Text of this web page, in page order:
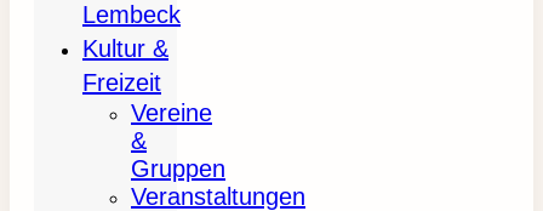
Lembeck
Kultur &
Freizeit
Vereine
&
Gruppen
Veranstaltungen